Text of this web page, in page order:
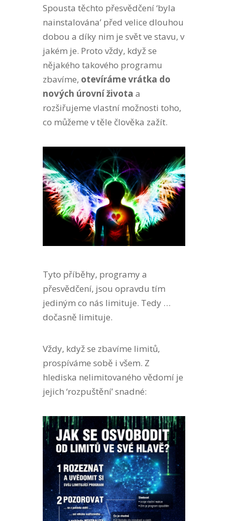
Spousta těchto přesvědčení ‘byla
nainstalována’ před velice dlouhou
dobou a díky nim je svět ve stavu, v
jakém je. Proto vždy, když se
nějakého takového programu
zbavíme, otevíráme vrátka do
nových úrovní života a
rozšiřujeme vlastní možnosti toho,
co můžeme v těle člověka zažít.
Tyto příběhy, programy a
přesvědčení, jsou opravdu tím
jediným co nás limituje. Tedy …
dočasně limituje.
Vždy, když se zbavíme limitů,
prospíváme sobě i všem. Z
hlediska nelimitovaného vědomí je
jejich ‘rozpuštění’ snadné: